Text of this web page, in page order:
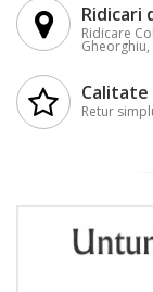
Ridicari
Ridicare
Gheorghiu,
Retur